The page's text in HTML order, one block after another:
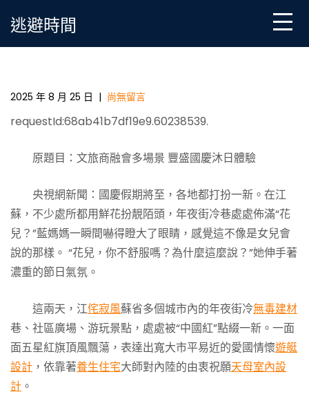
逃避時間
文旅商融會多場景JIUYI俱意診所設計 豐盛國慶沐日體
2025 年 8 月 25 日 | 尚無留言
requestId:68ab41b7df19e9.60238539.
原題目：文旅商融會多場景 豐盛國慶沐日體驗
央視網新聞：國慶假期將至，各地都打扮一新。在江
蘇，不少處所都用鮮花扮靚陌頭，年夜街冷巷處處佈滿“花
兒？”藍媽媽一瞬間嚇得瞪大了眼睛，感覺這不像是女兒會
說的那樣。 “花兒，你不舒服嗎？為什麼這麼說？”她伸手著
濃重的節日氣氛。
這兩天，江侘寂風蘇省多個城市內的年夜街冷無毒建材
巷、社區廣場、游玩景點，處處被“中國紅”點綴一新。一面
面五星紅旗頂風飄蕩，表達出寬大市平易近的愛國情懷遊艇
設計 ，依靠著養生住宅大師對內陸的由衷祝願天母室內設
計 。